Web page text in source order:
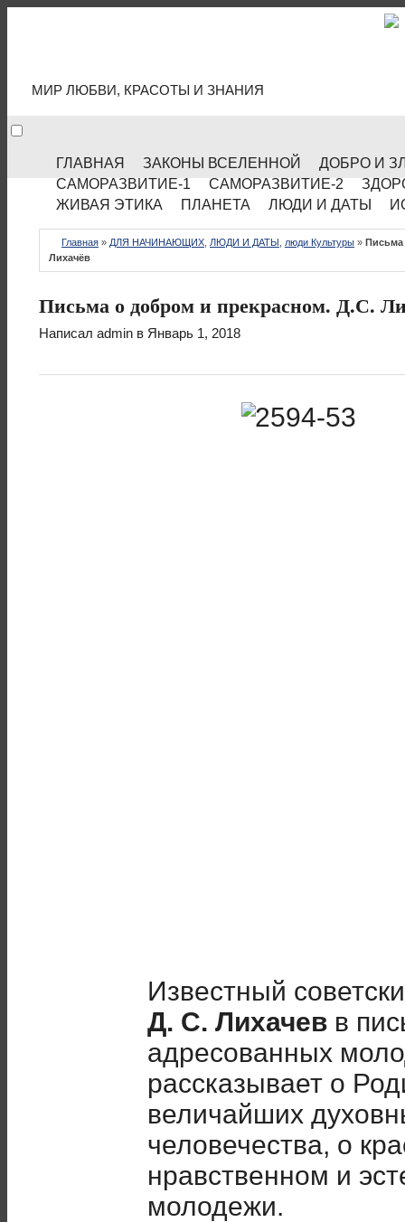
МИР ЛЮБВИ, КРАСОТЫ И ЗНАНИЯ
ГЛАВНАЯ ЗАКОНЫ ВСЕЛЕННОЙ
ДОБРО И
САМОРАЗВИТИЕ-1
САМОРАЗВИТИЕ-2
ЖИВАЯ ЭТИКА
ПЛАНЕТА ЛЮДИ И ДАТЫ
Главная » ДЛЯ НАЧИНАЮЩИХ ЛЮДИ И ДАТЫ люди Культуры » Письма
Лихачёв
Письма о добром и прекрасном. Д.С.
Написал admin в Январь 1, 2018
Известный
Д. С. Лихачев в
адресованных
рассказывает о
величайших
человечества, о
нравственном и
молодежи.